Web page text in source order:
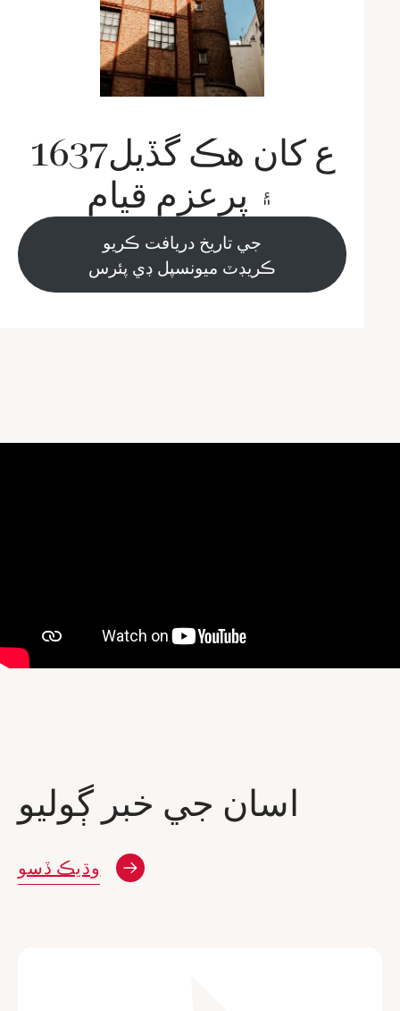
1637ع کان هڪ گڏيل
۽ پرعزم قيام
جي تاريخ دريافت ڪريو
ڪريڊٽ ميونسپل ڊي پئرس
اسان جي خبر ڳوليو
نئين ونڊو
وڌيڪ ڏسو